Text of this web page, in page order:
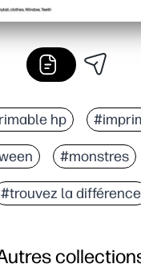
hp
#monstres
#trouvez la différence